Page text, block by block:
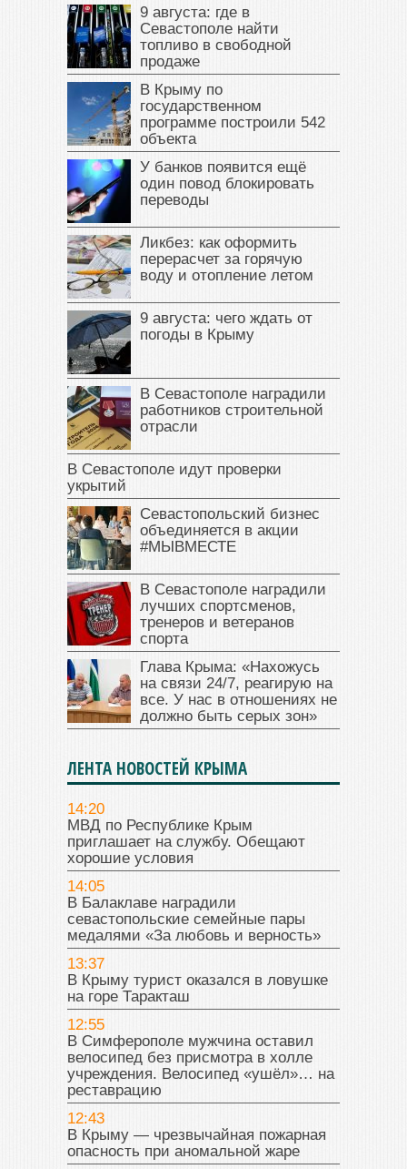
9 августа: где в
Севастополе найти
топливо в свободной
продаже
В Крыму по
государственном
программе построили 542
объекта
У банков появится ещё
один повод блокировать
переводы
Ликбез: как оформить
перерасчет за горячую
воду и отопление летом
9 августа: чего ждать от
погоды в Крыму
В Севастополе наградили
работников строительной
отрасли
В Севастополе идут проверки
укрытий
Севастопольский бизнес
объединяется в акции
#МЫВМЕСТЕ
В Севастополе наградили
лучших спортсменов,
тренеров и ветеранов
спорта
Глава Крыма: «Нахожусь
на связи 24/7, реагирую на
все. У нас в отношениях не
должно быть серых зон»
ЛЕНТА НОВОСТЕЙ КРЫМА
14:20
МВД по Республике Крым
приглашает на службу. Обещают
хорошие условия
14:05
В Балаклаве наградили
севастопольские семейные пары
медалями «За любовь и верность»
13:37
В Крыму турист оказался в ловушке
на горе Таракташ
12:55
В Симферополе мужчина оставил
велосипед без присмотра в холле
учреждения. Велосипед «ушёл»… на
реставрацию
12:43
В Крыму — чрезвычайная пожарная
опасность при аномальной жаре